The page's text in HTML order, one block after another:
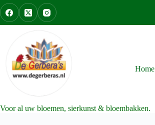
Ga
naar
de
Voor al uw bloemen, sierkunst & bloembakken.
Home